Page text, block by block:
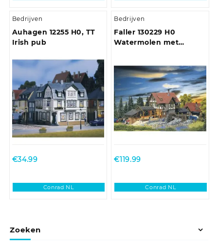
Bedrijven
Auhagen 12255 H0, TT
Irish pub
€34.99
Conrad NL
Bedrijven
Faller 130229 H0
Watermolen met
€119.99
Conrad NL
Zoeken